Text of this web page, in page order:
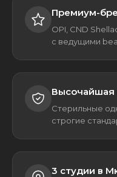
Премиум-
OPI, CND
с ведущими
Высочайшая
Стерильные
строгие
3 студии в